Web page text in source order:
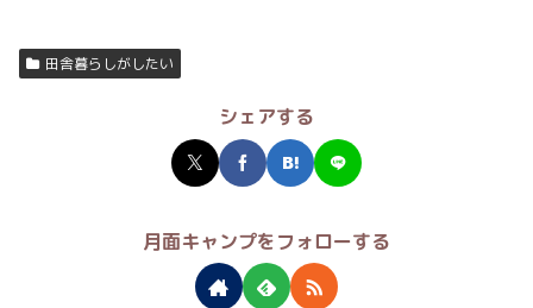
田舎暮らしがしたい
シェアする
月面キャンプをフォローする